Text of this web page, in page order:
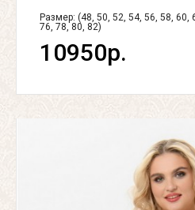
Размер: (48, 50, 52, 54, 56, 58, 60,
76, 78, 80, 82)
10950р.